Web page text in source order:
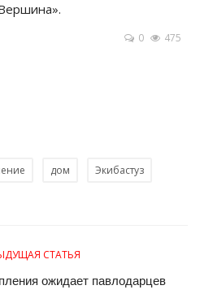
0 475
дом Экибастуз
СТАТЬЯ
ожидает павлодарцев